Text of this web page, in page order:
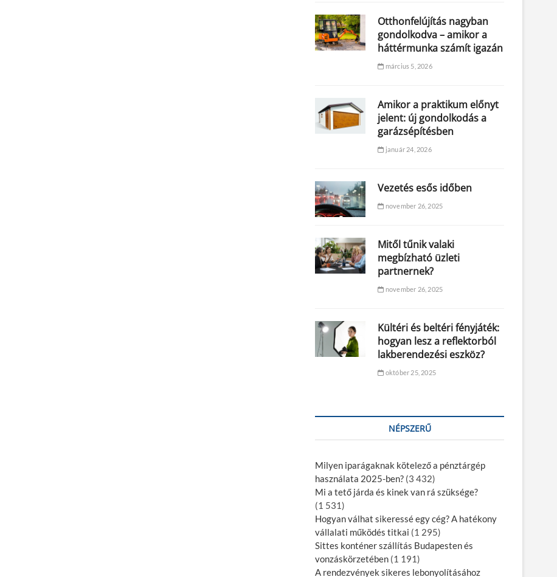
Otthonfelújítás nagyban
gondolkodva – amikor a
háttérmunka számít igazán
március 5, 2026
Amikor a praktikum előnyt
jelent: új gondolkodás a
garázsépítésben
január 24, 2026
Vezetés esős időben
november 26, 2025
Mitől tűnik valaki
megbízható üzleti
partnernek?
november 26, 2025
Kültéri és beltéri fényjáték:
hogyan lesz a reflektorból
lakberendezési eszköz?
október 25, 2025
NÉPSZERŰ
Milyen iparágaknak kötelező a pénztárgép
használata 2025-ben? (3 432)
Mi a tető járda és kinek van rá szüksége?
(1 531)
Hogyan válhat sikeressé egy cég? A hatékony
vállalati működés titkai (1 295)
Sittes konténer szállítás Budapesten és
vonzáskörzetében (1 191)
A rendezvények sikeres lebonyolításához